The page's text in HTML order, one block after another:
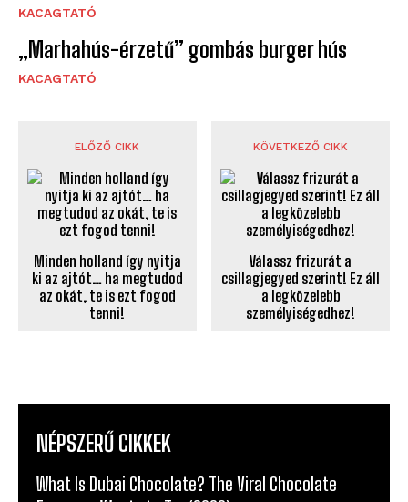
KACAGTATÓ
„Marhahús-érzetű” gombás burger hús
KACAGTATÓ
ELŐZŐ CIKK
Minden holland így nyitja
ki az ajtót… ha megtudod
az okát, te is ezt fogod
tenni!
KÖVETKEZŐ CIKK
Válassz frizurát a
csillagjegyed szerint! Ez áll
a legközelebb
személyiségedhez!
NÉPSZERŰ CIKKEK
What Is Dubai Chocolate? The Viral Chocolate